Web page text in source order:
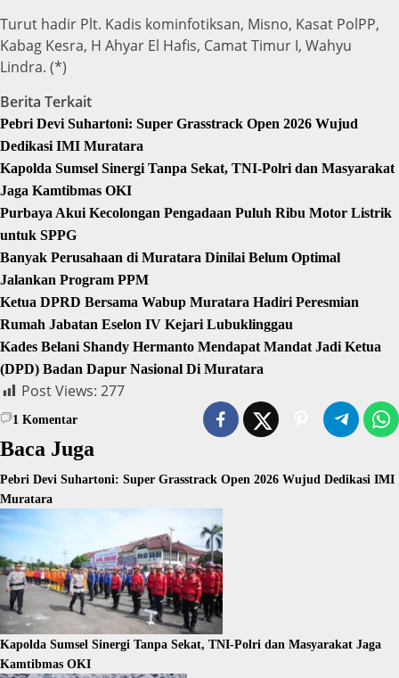
Turut hadir Plt. Kadis kominfotiksan, Misno, Kasat PolPP,
Kabag Kesra, H Ahyar El Hafis, Camat Timur I, Wahyu
Lindra. (*)
Berita Terkait
Pebri Devi Suhartoni: Super Grasstrack Open 2026 Wujud
Dedikasi IMI Muratara
Kapolda Sumsel Sinergi Tanpa Sekat, TNI-Polri dan Masyarakat
Jaga Kamtibmas OKI
Purbaya Akui Kecolongan Pengadaan Puluh Ribu Motor Listrik
untuk SPPG
Banyak Perusahaan di Muratara Dinilai Belum Optimal
Jalankan Program PPM
Ketua DPRD Bersama Wabup Muratara Hadiri Peresmian
Rumah Jabatan Eselon IV Kejari Lubuklinggau
Kades Belani Shandy Hermanto Mendapat Mandat Jadi Ketua
(DPD) Badan Dapur Nasional Di Muratara
Post Views: 277
1 Komentar
Baca Juga
Pebri Devi Suhartoni: Super Grasstrack Open 2026 Wujud Dedikasi IMI
Muratara
Kapolda Sumsel Sinergi Tanpa Sekat, TNI-Polri dan Masyarakat Jaga
Kamtibmas OKI